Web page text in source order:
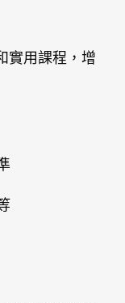
實用課程，增